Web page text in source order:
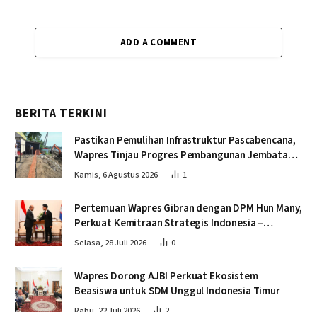
ADD A COMMENT
BERITA TERKINI
Pastikan Pemulihan Infrastruktur Pascabencana,
Wapres Tinjau Progres Pembangunan Jembatan
Krueng Tingkeum Bireuen
Kamis, 6 Agustus 2026 1
Pertemuan Wapres Gibran dengan DPM Hun Many,
Perkuat Kemitraan Strategis Indonesia –
Kamboja
Selasa, 28 Juli 2026 0
Wapres Dorong AJBI Perkuat Ekosistem
Beasiswa untuk SDM Unggul Indonesia Timur